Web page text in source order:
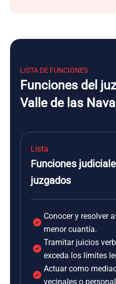
LISTA DE FUNCIONES
Funciones del
Valle de las
Lista
Funciones
juzgados
Conocer y resolver
menor cuantía.
Tramitar juicios
exceda los límites
Actuar como
vecinales o